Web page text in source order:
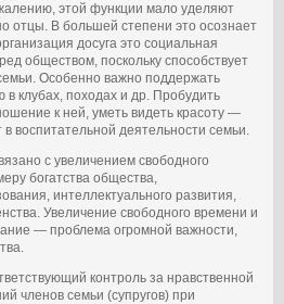
этой функции мало уделяют
отцы. В большей степени это осознает
досуга это социальная
обществом, поскольку способствует
Особенно важно поддержать
клубах, походах и др. Пробудить
к ней, уметь видеть красоту —
воспитательной деятельности семьи.
с увеличением свободного
богатства общества,
интеллектуального развития,
Увеличение свободного времени и
— проблема огромной важности,
контроль за нравственной
членов семьи (супругов) при